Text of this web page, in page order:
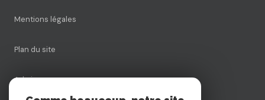
Mentions légales
Plan du site
Admin